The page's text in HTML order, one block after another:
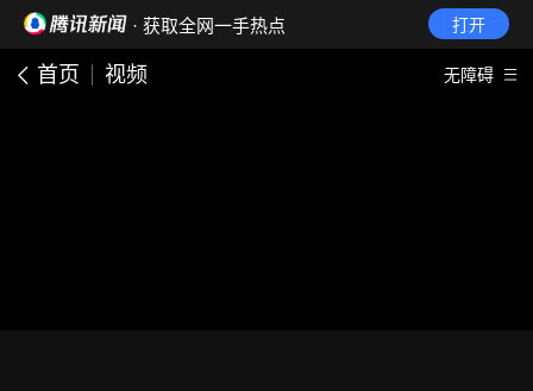
· 获取全网一手热点 打开
首页 视频 无障碍